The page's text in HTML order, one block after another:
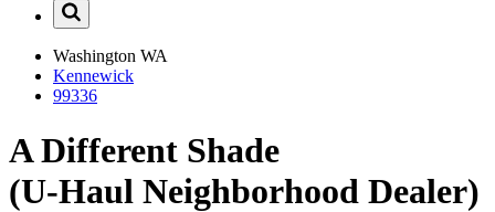
Washington WA
Kennewick
99336
A Different Shade
(U-Haul Neighborhood Dealer)